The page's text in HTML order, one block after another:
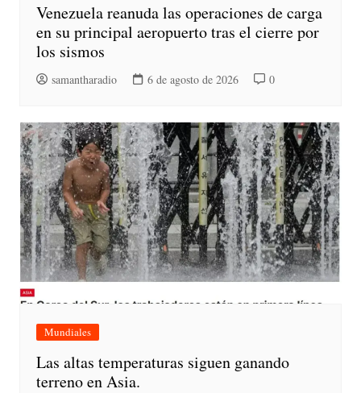
Venezuela reanuda las operaciones de carga
en su principal aeropuerto tras el cierre por
los sismos
samantharadio 6 de agosto de 2026 0
Mundiales
Las altas temperaturas siguen ganando
terreno en Asia.